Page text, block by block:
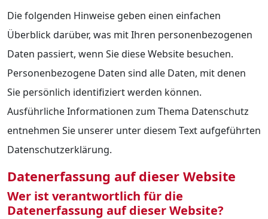
Die folgenden Hinweise geben einen einfachen
Überblick darüber, was mit Ihren personenbezogenen
Daten passiert, wenn Sie diese Website besuchen.
Personenbezogene Daten sind alle Daten, mit denen
Sie persönlich identifiziert werden können.
Ausführliche Informationen zum Thema Datenschutz
entnehmen Sie unserer unter diesem Text aufgeführten
Datenschutzerklärung.
Datenerfassung auf dieser Website
Wer ist verantwortlich für die
Datenerfassung auf dieser Website?